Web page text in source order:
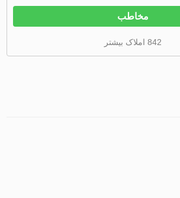
مخاطب
842 املاک بیشتر